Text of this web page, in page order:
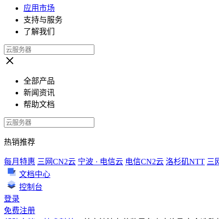
应用市场
支持与服务
了解我们
全部产品
新闻资讯
帮助文档
热销推荐
每月特惠 三网CN2云 宁波 · 电信云 电信CN2云 洛杉矶NTT 三
文档中心
控制台
登录
免费注册